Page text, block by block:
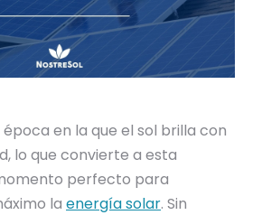
época en la que el sol brilla con
lo que convierte a esta
perfecto para
la energía solar. Sin